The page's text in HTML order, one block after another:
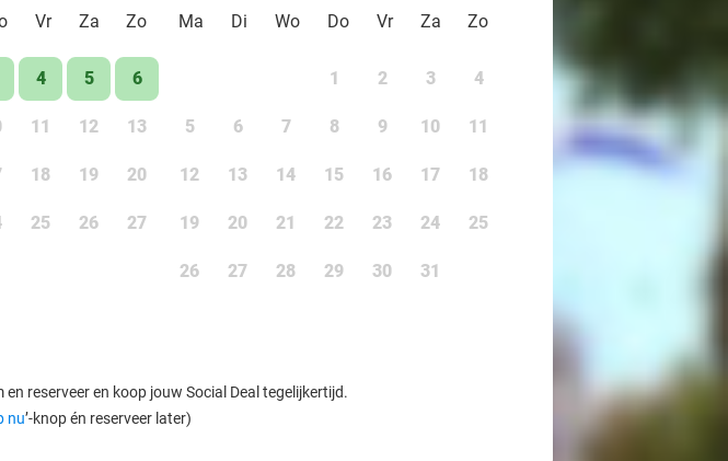
Vr Za Zo
4 5 6
11 12 13
18 19 20
25 26 27
Ma
Di Wo Do Vr Za Zo
1 2 3 4
5 6 7 8 9 10 11
12 13 14 15 16 17 18
19 20 21 22 23 24 25
26 27 28 29 30 31
reserveer en koop jouw Social Deal tegelijkertijd.
nu’-knop én reserveer later)